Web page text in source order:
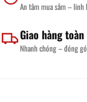
An tâm mua sắm – linh
Giao hàng
Nhanh chóng – đóng